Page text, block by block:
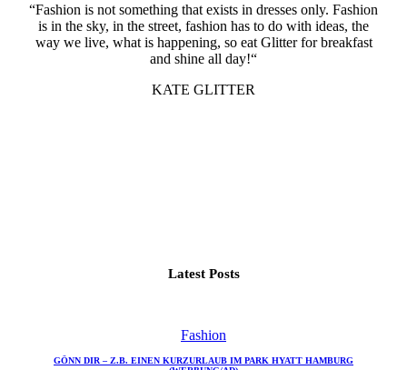
“Fashion is not something that exists in dresses only. Fashion
is in the sky, in the street, fashion has to do with ideas, the
way we live, what is happening, so eat Glitter for breakfast
and shine all day!“
KATE GLITTER
Latest Posts
Fashion
GÖNN DIR – Z.B. EINEN KURZURLAUB IM PARK HYATT HAMBURG